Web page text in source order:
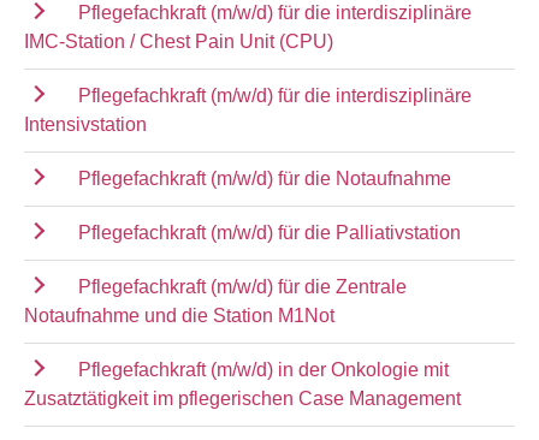
Pflegefachkraft (m/w/d) für die interdisziplinäre
IMC-Station / Chest Pain Unit (CPU)
Pflegefachkraft (m/w/d) für die interdisziplinäre
Intensivstation
Pflegefachkraft (m/w/d) für die Notaufnahme
Pflegefachkraft (m/w/d) für die Palliativstation
Pflegefachkraft (m/w/d) für die Zentrale
Notaufnahme und die Station M1Not
Pflegefachkraft (m/w/d) in der Onkologie mit
Zusatztätigkeit im pflegerischen Case Management